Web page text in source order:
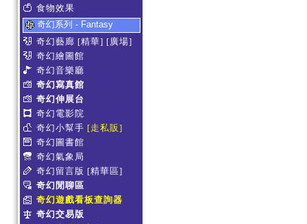
食物效果
奇幻系列 - Fantasy
奇幻藝廊 [精華] [廣場]
奇幻繪圖館
奇幻音樂廳
奇幻寫真館
奇幻伸展台
奇幻電影院
奇幻小幫手 [走私販]
奇幻圖書館
奇幻氣象局
奇幻留言版 [精華區]
奇幻閒聊區
奇幻遊戲看板查詢器
奇幻交易版